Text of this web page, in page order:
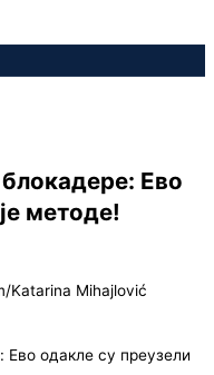
Ево
методе!
Katarina Mihajlović